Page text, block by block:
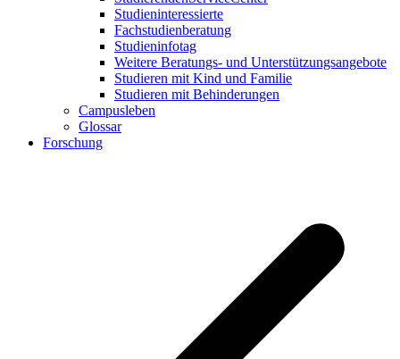
Studieninteressierte
Fachstudienberatung
Studieninfotag
Weitere Beratungs- und Unterstützungsangebote
Studieren mit Kind und Familie
Studieren mit Behinderungen
Campusleben
Glossar
Forschung